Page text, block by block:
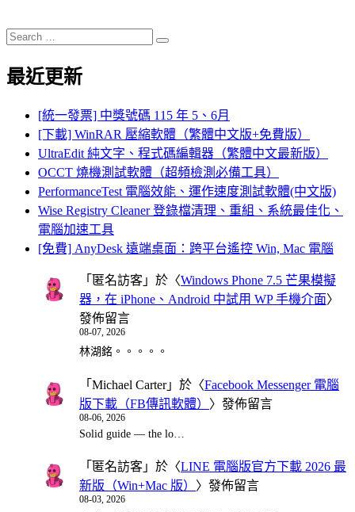
Search
for:
Search
最近更新
[統一發票] 中獎號碼 115 年 5、6月
[下載] WinRAR 壓縮軟體（繁體中文版+免費版）
UltraEdit 純文字、程式碼編輯器（繁體中文最新版）
OCCT 燒機測試軟體（超頻檢測必備工具）
PerformanceTest 電腦效能、運作速度測試軟體(中文版)
Wise Registry Cleaner 登錄檔清理、重組、系統最佳化、
電腦加速工具
[免費] AnyDesk 遠端桌面：跨平台遙控 Win, Mac 電腦
「 匿名訪客 」於〈Windows Phone 7.5 芒果模擬
器，在 iPhone、Android 中試用 WP 手機介面〉
發佈留言
08-07, 2026
林湖銘。。。。。
「 Michael Carter」於〈Facebook Messenger 電腦
版下載（FB傳訊軟體） 〉發佈留言
08-06, 2026
Solid guide — the lo…
「 匿名訪客 」於〈LINE 電腦版官方下載 2026 最
新版（Win+Mac 版） 〉發佈留言
08-03, 2026